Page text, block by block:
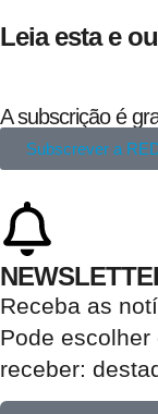
Leia esta e
A subscrição é
Subscrever a
Receba as
Pode
receber: